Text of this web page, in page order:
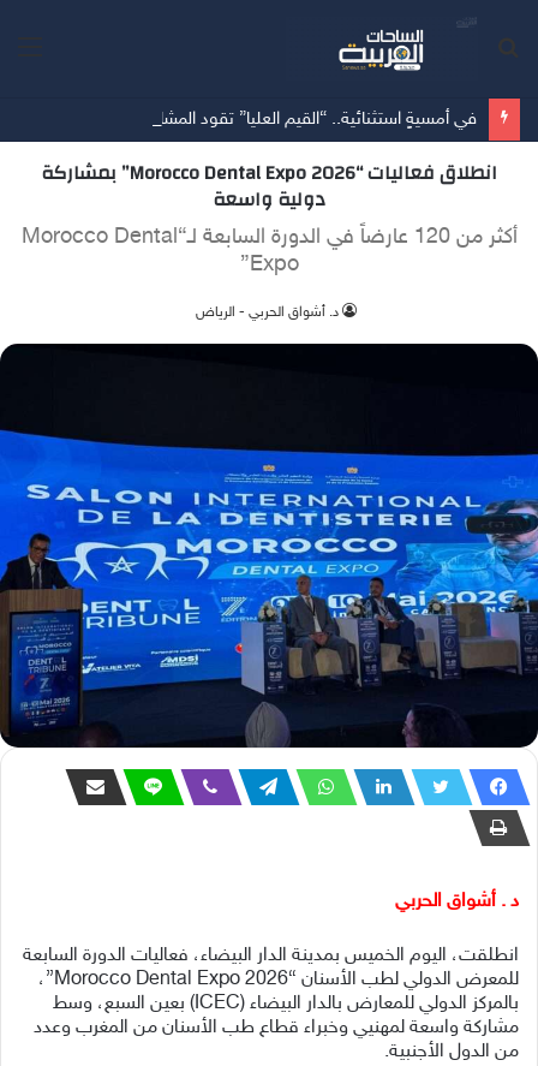
انطلاق فعاليات “Morocco Dental Expo 2026” بمشاركة
دولية واسعة
أكثر من 120 عارضاً في الدورة السابعة لـ“Morocco Dental
Expo”
د. أشواق الحربي - الرياض
د . أشواق الحربي
انطلقت، اليوم الخميس بمدينة الدار البيضاء، فعاليات الدورة السابعة
للمعرض الدولي لطب الأسنان “Morocco Dental Expo 2026”،
بالمركز الدولي للمعارض بالدار البيضاء (ICEC) بعين السبع، وسط
مشاركة واسعة لمهنيي وخبراء قطاع طب الأسنان من المغرب وعدد
من الدول الأجنبية.